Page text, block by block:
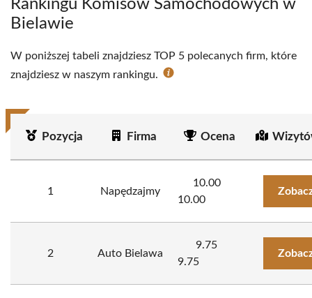
Rankingu Komisów Samochodowych w
Bielawie
W poniższej tabeli znajdziesz TOP 5 polecanych firm, które
znajdziesz w naszym rankingu.
Pozycja Firma Ocena
1 Napędzajmy
10.00
10.00
2 Auto Bielawa
9.75
9.75